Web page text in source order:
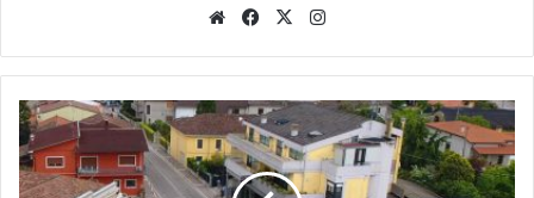
WebsiteFacebook
X
"Primavera
Concamarise",
un